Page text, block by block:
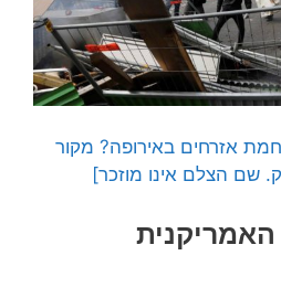
אזרחים באירופה? מקור
שם הצלם אינו מוזכר]